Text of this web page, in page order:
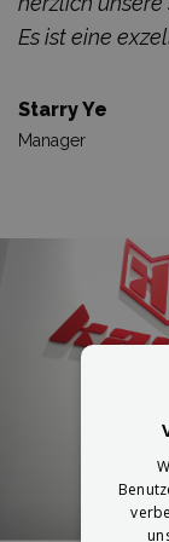
Es ist eine
Starry Ye
Manager